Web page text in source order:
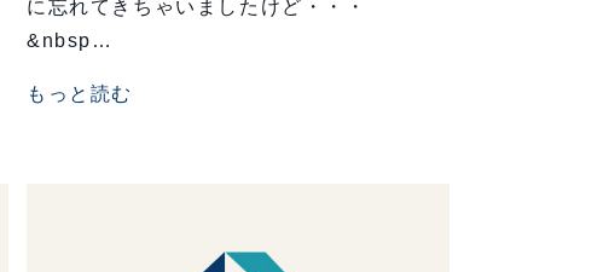
に忘れてきちゃいましたけど・・・
&nbsp…
もっと読む